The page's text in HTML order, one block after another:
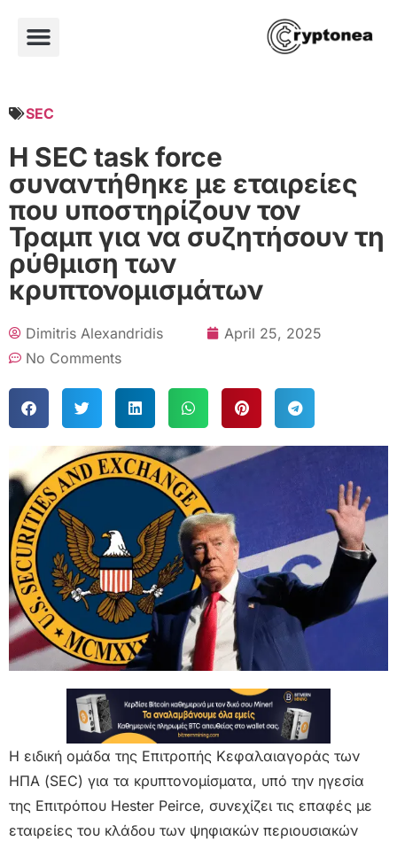
SEC
Η SEC task force
συναντήθηκε με εταιρείες
που υποστηρίζουν τον
Τραμπ για να συζητήσουν τη
ρύθμιση των
κρυπτονομισμάτων
Dimitris Alexandridis
April 25, 2025
No Comments
Η ειδική ομάδα της Επιτροπής Κεφαλαιαγοράς των
ΗΠΑ (SEC) για τα κρυπτονομίσματα, υπό την ηγεσία
της Επιτρόπου Hester Peirce, συνεχίζει τις επαφές με
εταιρείες του κλάδου των ψηφιακών περιουσιακών